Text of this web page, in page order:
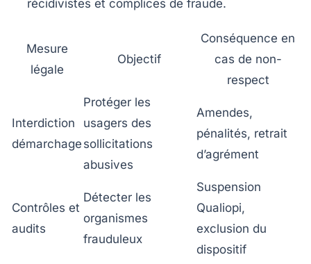
récidivistes et complices de fraude.
Mesure
légale
Objectif
Conséquence en
cas de non-
respect
Interdiction
démarchage
Protéger les
usagers des
sollicitations
abusives
Amendes,
pénalités, retrait
d’agrément
Contrôles et
audits
Détecter les
organismes
frauduleux
Suspension
Qualiopi,
exclusion du
dispositif